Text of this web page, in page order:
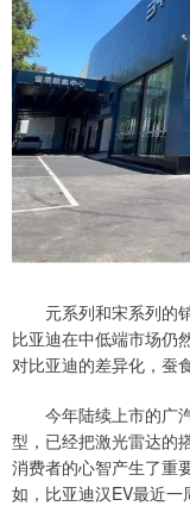
元系列和宋系列的销
比亚迪在中低端市场仍
对比亚迪的差异化，蚕
今年陆续上市的广汽
型，已经把激光雷达的
消费者的心智产生了重
如，比亚迪汉EV最近一